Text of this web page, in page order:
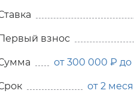
взнос
от 300 000 ₽
от 2